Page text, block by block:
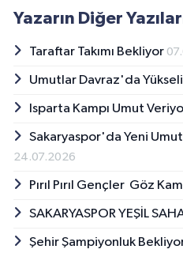
Yazarın Diğer
Taraftar Takımı Bekliyor
Umutlar Davraz'da
Isparta Kampı Umut
Sakaryaspor'da Yeni
24.07.2026
Pırıl Pırıl Gençler Göz
SAKARYASPOR YEŞİL
Şehir Şampiyonluk